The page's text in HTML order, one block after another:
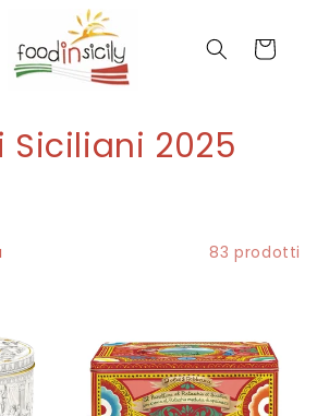
Carrello
Siciliani 2025
83 prodotti